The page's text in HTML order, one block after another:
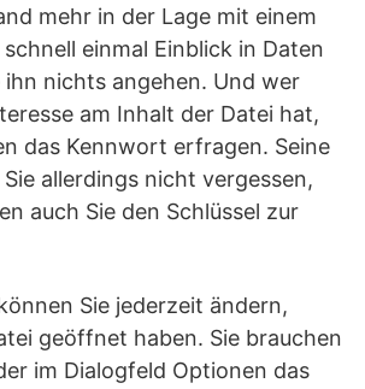
mehr in der Lage mit einem
einmal Einblick in Daten
ihn nichts angehen. Und wer
am Inhalt der Datei hat,
das Kennwort erfragen. Seine
allerdings nicht vergessen,
auch Sie den Schlüssel zur
Sie jederzeit ändern,
geöffnet haben. Sie brauchen
im Dialogfeld Optionen das